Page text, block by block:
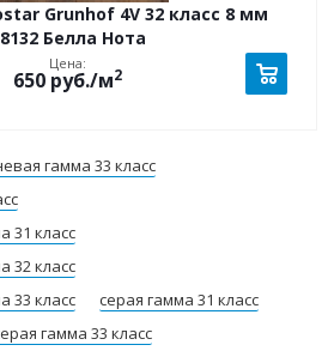
Grunhof 4V 32 класс 8 мм
Белла Нота
Цена:
650руб./м2
гамма 33 класс
31 класс
32 класс
33 класс
серая гамма 31 класс
гамма 33 класс